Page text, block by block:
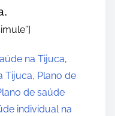
na Tijuca,
Tijuca, Plano de
de saúde
individual na